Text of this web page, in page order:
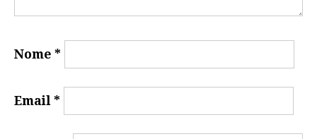
Nome *
Email *